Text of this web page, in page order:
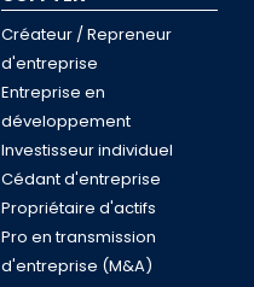
Créateur / Repreneur
d'entreprise
Entreprise en
développement
Investisseur individuel
Cédant d'entreprise
Propriétaire d'actifs
Pro en transmission
d'entreprise (M&A)